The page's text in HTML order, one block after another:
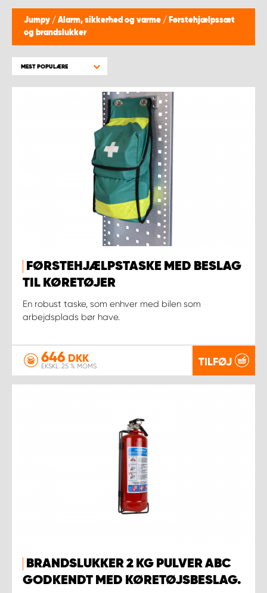
Jumpy / Alarm, sikkerhed og varme / Førstehjælpssæt
og brandslukker
MEST POPULÆRE
FØRSTEHJÆLPSTASKE MED BESLAG
TIL KØRETØJER
En robust taske, som enhver med bilen som
arbejdsplads bør have.
646 DKK
EKSKL. 25 % MOMS TILFØJ
BRANDSLUKKER 2 KG PULVER ABC
GODKENDT MED KØRETØJSBESLAG.